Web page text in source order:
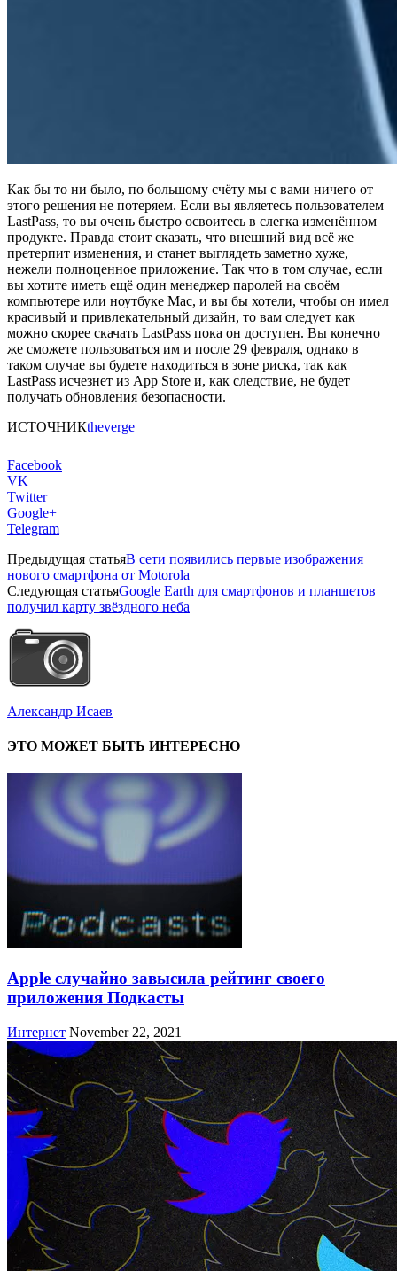
Как бы то ни было, по большому счёту мы с вами ничего от
этого решения не потеряем. Если вы являетесь пользователем
LastPass, то вы очень быстро освоитесь в слегка изменённом
продукте. Правда стоит сказать, что внешний вид всё же
претерпит изменения, и станет выглядеть заметно хуже,
нежели полноценное приложение. Так что в том случае, если
вы хотите иметь ещё один менеджер паролей на своём
компьютере или ноутбуке Mac, и вы бы хотели, чтобы он имел
красивый и привлекательный дизайн, то вам следует как
можно скорее скачать LastPass пока он доступен. Вы конечно
же сможете пользоваться им и после 29 февраля, однако в
таком случае вы будете находиться в зоне риска, так как
LastPass исчезнет из App Store и, как следствие, не будет
получать обновления безопасности.
ИСТОЧНИКtheverge
Facebook
VK
Twitter
Google+
Telegram
Предыдущая статьяВ сети появились первые изображения
нового смартфона от Motorola
Следующая статьяGoogle Earth для смартфонов и планшетов
получил карту звёздного неба
Александр Исаев
ЭТО МОЖЕТ БЫТЬ ИНТЕРЕСНО
Apple случайно завысила рейтинг своего
приложения Подкасты
Интернет November 22, 2021